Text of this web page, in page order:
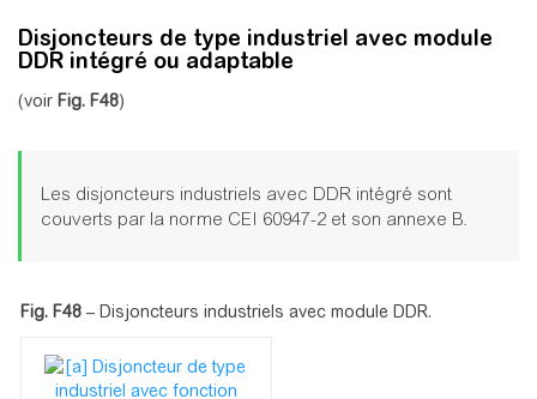
Disjoncteurs de type industriel avec module
DDR intégré ou adaptable
(voir Fig. F48)
Les disjoncteurs industriels avec DDR intégré sont
couverts par la norme CEI 60947-2 et son annexe B.
Fig. F48 – Disjoncteurs industriels avec module DDR.